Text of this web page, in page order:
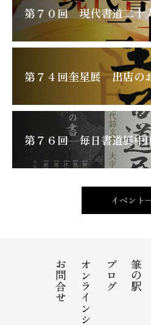
第７０回 現代書道二十
第７４回奎星展 出店の
第７６回 毎日書道展中
イベント
筆の駅
ブログ
お問合せ